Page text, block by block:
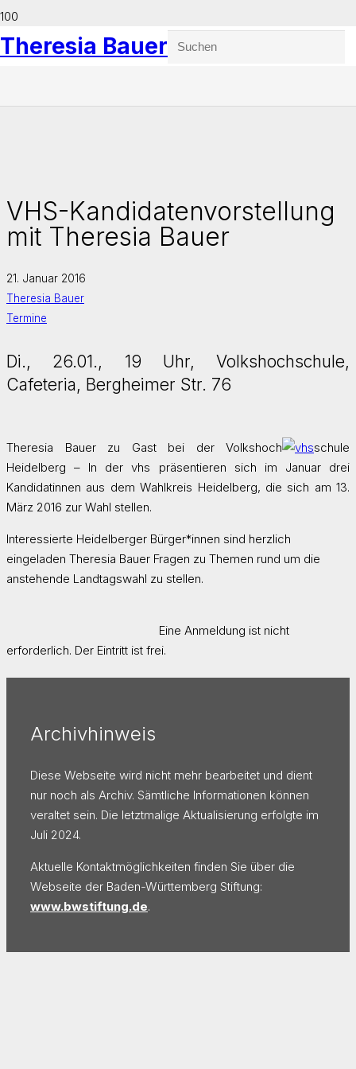
Theresia Bauer
VHS-Kandidatenvorstellung
mit Theresia Bauer
21. Januar 2016
Theresia Bauer
Termine
Di., 26.01., 19 Uhr, Volkshochschule,
Cafeteria, Bergheimer Str. 76
Theresia Bauer zu Gast bei der Volkshoch
schule
Heidelberg – In der vhs präsentieren sich im Januar drei
Kandidatinnen aus dem Wahlkreis Heidelberg, die sich am 13.
März 2016 zur Wahl stellen.
Interessierte Heidelberger Bürger*innen sind herzlich
eingeladen Theresia Bauer Fragen zu Themen rund um die
anstehende Landtagswahl zu stellen.
Eine Anmeldung ist nicht
erforderlich. Der Eintritt ist frei.
Archivhinweis
Diese Webseite wird nicht mehr bearbeitet und dient
nur noch als Archiv. Sämtliche Informationen können
veraltet sein. Die letztmalige Aktualisierung erfolgte im
Juli 2024.
Aktuelle Kontaktmöglichkeiten finden Sie über die
Webseite der Baden-Württemberg Stiftung:
www.bwstiftung.de.